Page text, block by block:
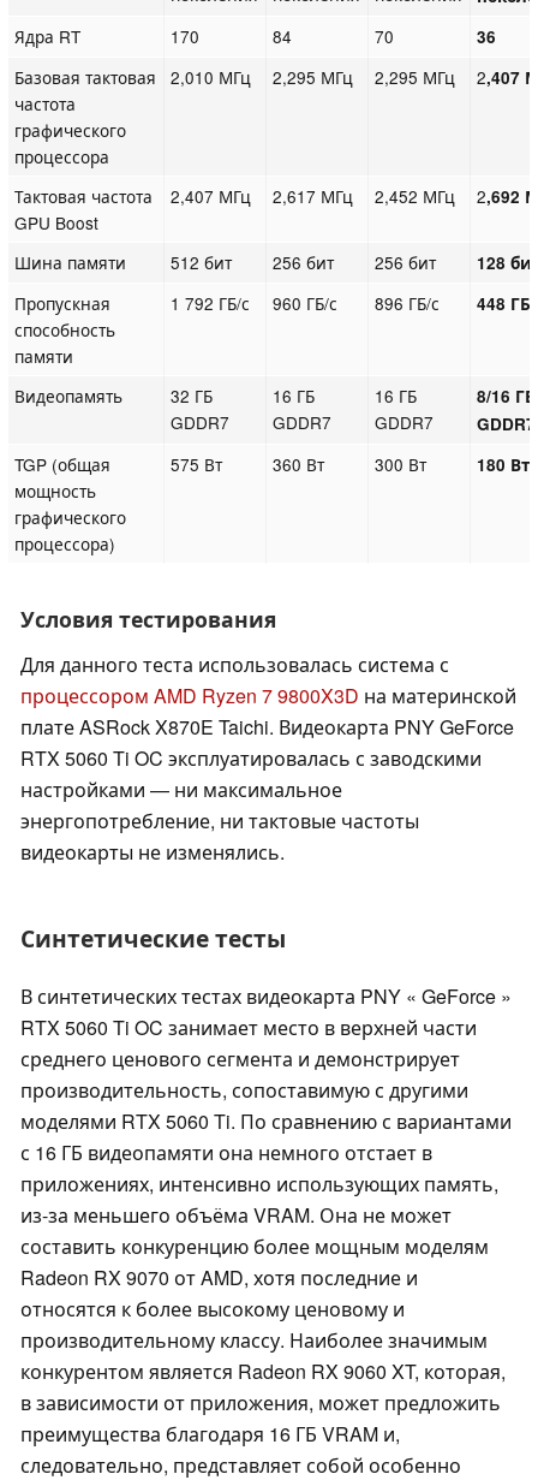
Ядра RT 170 84 70 36
Базовая тактовая
частота
графического
процессора
2,010 МГц 2,295 МГц 2,295 МГц 2,407
Тактовая частота
GPU Boost
2,407 МГц 2,617 МГц 2,452 МГц 2,692
Шина памяти 512 бит 256 бит 256 бит 128
Пропускная
способность
памяти
1 792 ГБ/с 960 ГБ/с 896 ГБ/с 448
Видеопамять
32 ГБ
GDDR7
16 ГБ
GDDR7
16 ГБ
GDDR7
8/16 ГБ
GDDR7
TGP (общая
мощность
графического
процессора)
575 Вт 360 Вт 300 Вт 180 Вт
Условия тестирования
Для данного теста использовалась система с
процессором AMD Ryzen 7 9800X3D на материнской
плате ASRock X870E Taichi. Видеокарта PNY GeForce
RTX 5060 Ti OC эксплуатировалась с заводскими
настройками — ни максимальное
энергопотребление, ни тактовые частоты
видеокарты не изменялись.
Синтетические тесты
В синтетических тестах видеокарта PNY « GeForce »
RTX 5060 Ti OC занимает место в верхней части
среднего ценового сегмента и демонстрирует
производительность, сопоставимую с другими
моделями RTX 5060 Ti. По сравнению с вариантами
с 16 ГБ видеопамяти она немного отстает в
приложениях, интенсивно использующих память,
из-за меньшего объёма VRAM. Она не может
составить конкуренцию более мощным моделям
Radeon RX 9070 от AMD, хотя последние и
относятся к более высокому ценовому и
производительному классу. Наиболее значимым
конкурентом является Radeon RX 9060 XT, которая,
в зависимости от приложения, может предложить
преимущества благодаря 16 ГБ VRAM и,
следовательно, представляет собой особенно